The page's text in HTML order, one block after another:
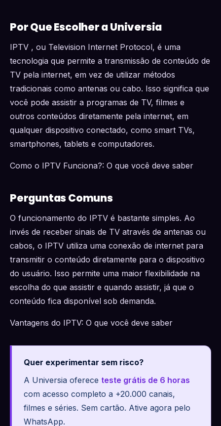
Por Que Escolher a Universia
IPTV , ou Television Internet Protocol, é uma
tecnologia que permite a transmissão de conteúdo de
TV pela internet, em vez de utilizar métodos
tradicionais como antenas ou cabo. Isso significa que
você pode assistir a programas de TV, filmes e
outros conteúdos diretamente pela internet, em
qualquer dispositivo conectado, como smart TVs,
smartphones, tablets e computadores.
Como o IPTV Funciona?: O que você deve saber
Perguntas Comuns
O funcionamento do IPTV é bastante simples. Ao
invés de receber sinais de TV através de antenas ou
cabos, o IPTV utiliza uma conexão de internet para
transmitir o conteúdo diretamente para o dispositivo
do usuário. Isso permite uma maior flexibilidade na
escolha do que assistir e quando assistir, já que o
conteúdo fica disponível sob demanda.
Vantagens do IPTV: O que você deve saber
Quer experimentar sem risco?
A Universia oferece teste grátis de 6 horas
com acesso completo a +20.000 canais,
filmes e séries. Sem cartão. Ative agora pelo
WhatsApp.